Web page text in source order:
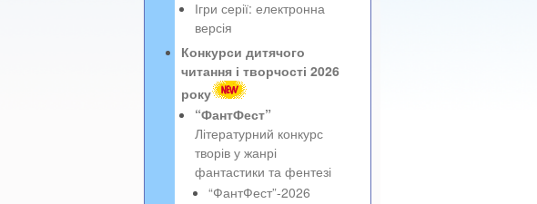
Ігри серії: електронна
версія
Конкурси дитячого
читання і творчості 2026
року
“ФантФест”
Літературний конкурс
творів у жанрі
фантастики та фентезі
“ФантФест”-2026